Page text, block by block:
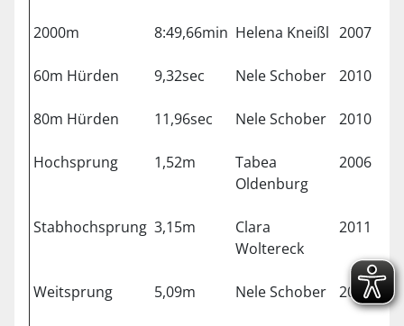
2000m 8:49,66min Helena Kneißl 2007
60m Hürden 9,32sec Nele Schober 2010
80m Hürden 11,96sec Nele Schober 2010
Hochsprung 1,52m
Tabea
Oldenburg
2006
Stabhochsprung 3,15m
Clara
Woltereck
2011
Weitsprung 5,09m Nele Schober 2010